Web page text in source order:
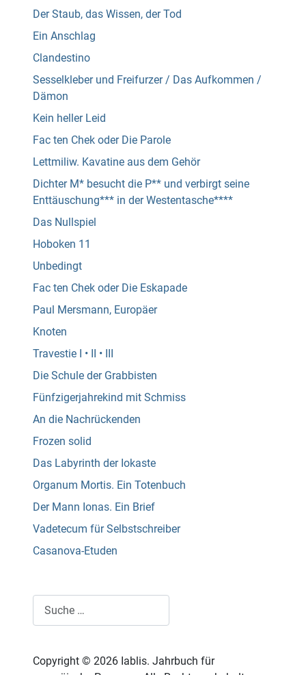
Der Staub, das Wissen, der Tod
Ein Anschlag
Clandestino
Sesselkleber und Freifurzer / Das Aufkommen /
Dämon
Kein heller Leid
Fac ten Chek oder Die Parole
Lettmiliw. Kavatine aus dem Gehör
Dichter M* besucht die P** und verbirgt seine
Enttäuschung*** in der Westentasche****
Das Nullspiel
Hoboken 11
Unbedingt
Fac ten Chek oder Die Eskapade
Paul Mersmann, Europäer
Knoten
Travestie I • II • III
Die Schule der Grabbisten
Fünfzigerjahrekind mit Schmiss
An die Nachrückenden
Frozen solid
Das Labyrinth der Iokaste
Organum Mortis. Ein Totenbuch
Der Mann Ionas. Ein Brief
Vadetecum für Selbstschreiber
Casanova-Etuden
Copyright © 2026 Iablis. Jahrbuch für